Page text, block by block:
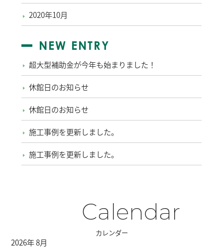
2020年10月
NEW ENTRY
超大型補助金が今年も始まりました！
休館日のお知らせ
休館日のお知らせ
施工事例を更新しました。
施工事例を更新しました。
Calendar
カレンダー
2026年 8月